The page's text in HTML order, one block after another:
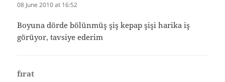
08 June 2010 at 16:52
Boyuna dörde bölünmüş şiş kepap şişi harika iş
görüyor, tavsiye ederim
fırat